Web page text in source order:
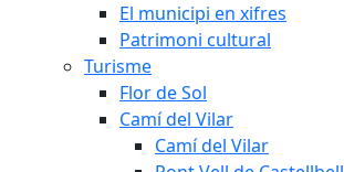
El municipi en xifres
Patrimoni cultural
Turisme
Flor de Sol
Camí del Vilar
Camí del Vilar